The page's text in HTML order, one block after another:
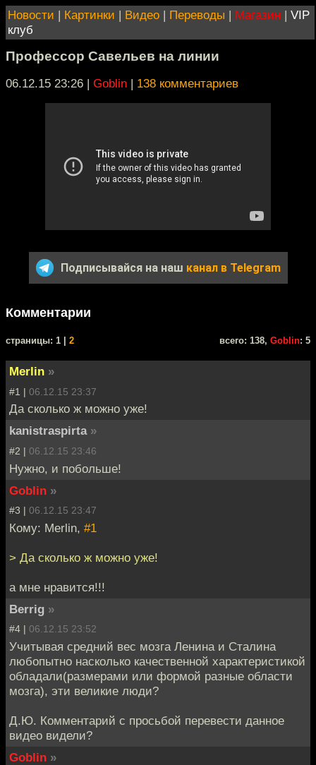
Новости | Картинки | Видео | Переводы | Магазин | VIP
клуб
Профессор Савельев на линии
06.12.15 23:26 | Goblin | 138 комментариев
Подписывайся на наш канал в Telegram
Комментарии
cтраницы: 1 | 2 всего: 138, Goblin: 5
Merlin »
#1 | 06.12.15 23:37
Да сколько ж можно уже!
kanistraspirta »
#2 | 06.12.15 23:46
Нужно, и побольше!
Goblin »
#3 | 06.12.15 23:47
Кому: Merlin, #1
> Да сколько ж можно уже!
а мне нравится!!!
Berrig »
#4 | 06.12.15 23:52
Учитывая средний вес мозга Ленина и Сталина
любопытно насколько качественной характеристикой
обладали(размерами или формой разные области
мозга), эти великие люди?
Д.Ю. Комментарий с просьбой перевести данное
видео видели?
Goblin »